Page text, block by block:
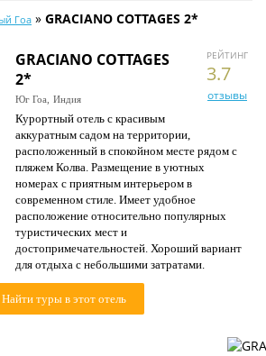
Гоа » GRACIANO COTTAGES 2*
РЕЙТИНГ
3.7
отзывы
GRACIANO COTTAGES
2*
Юг Гоа, Индия
Курортный отель с красивым
аккуратным садом на территории,
расположенный в спокойном месте рядом с
пляжем Колва. Размещение в уютных
номерах с приятным интерьером в
современном стиле. Имеет удобное
расположение относительно популярных
туристических мест и
достопримечательностей. Хороший вариант
для отдыха с небольшими затратами.
Найти туры в этот отель